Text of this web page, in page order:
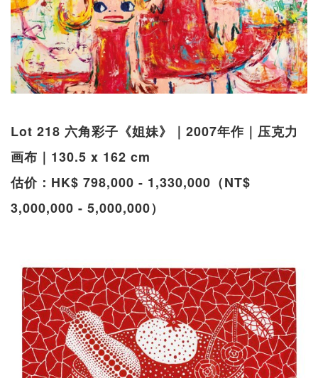
Lot 218 六角彩子《姐妹》｜2007年作｜压克力
画布｜130.5 x 162 cm
估价：HK$ 798,000 - 1,330,000（NT$
3,000,000 - 5,000,000）